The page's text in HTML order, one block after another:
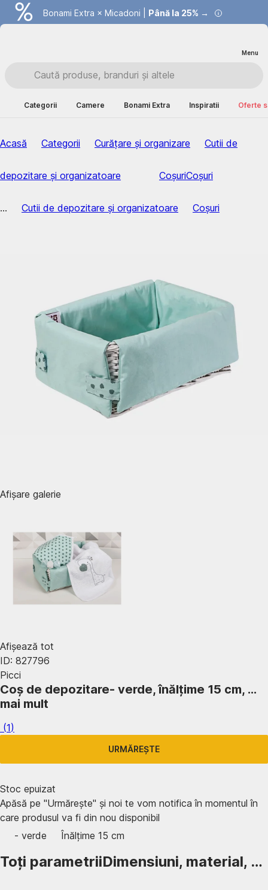
Bonami Extra × Micadoni | Până la 25% →
Summer Sale | Economisești până la 40% →
Menu
Categorii Camere Bonami Extra Inspiratii Oferte
Acasă Categorii Curățare și organizare Cutii de
depozitare și organizatoare CoșuriCoșuri
... Cutii de depozitare și organizatoare Coșuri
Afișare galerie
Afișează tot
ID: 827796
Picci
Coș de depozitare- verde, înălțime 15 cm, …
mai mult
(1)
URMĂREȘTE
Stoc epuizat
Apăsă pe "Urmărește" și noi te vom notifica în momentul în
care produsul va fi din nou disponibil
- verde
Înălțime 15 cm
Toți parametriiDimensiuni, material, …